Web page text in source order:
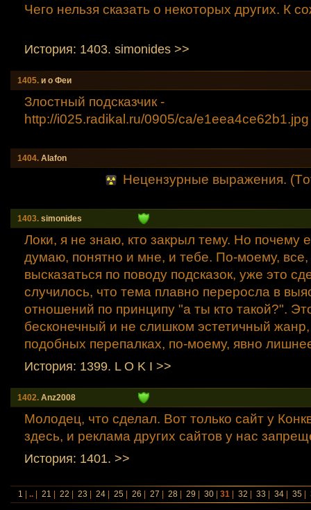
Чего нельзя сказать о некоторых других. К
История: 1403. simonides >>
1405. и о Феи
Злостный подсказчик -
http://i025.radikal.ru/0905/ca/e1eea4ce62b1.jpg
1404. Alafon
Нецензурные выражения.
1403. simonides
Локи, я не знаю, кто закрыл тему. Но почему
думаю, понятно и мне, и тебе. По-моему, все,
высказаться по поводу подсказок, уже это
случилось, что тема плавно переросла в
отношений по принципу "а ты кто такой?".
бесконечный и не слишком эстетичный
подобных перепалках, по-моему, явно
История: 1399. L O K I >>
1402. Anz2008
Молодец, что сделал. Вот только сайт у
здесь, и реклама других сайтов у нас
История: 1401. >>
1 |.. |21 |22 |23 |24 |25 |26 |27 |28 |29 |30 |31 |32 |33 |34 |35 |